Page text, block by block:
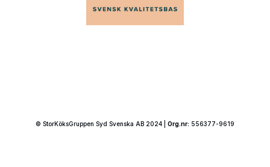
© StorKöksGruppen Syd Svenska AB 2024 | Org.nr: 556377-9619